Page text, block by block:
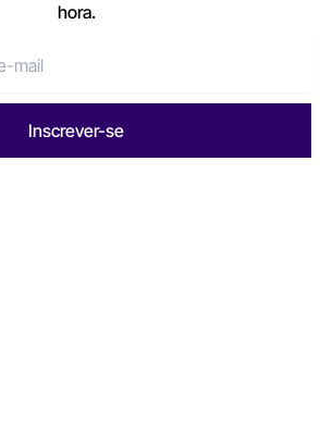
hora.
Inscrever-se